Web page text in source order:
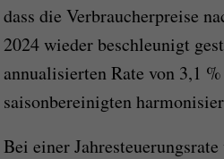
dass die Verbraucherpreise
2024 wieder beschleunigt
annualisierten Rate von 3,1
saisonbereinigten
Bei einer